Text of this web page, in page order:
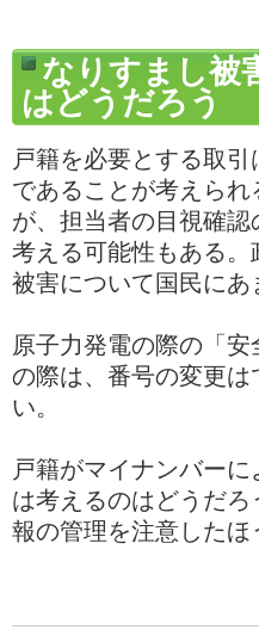
なりすまし被
はどうだろう
戸籍を必要とする取
であることが考えら
が、担当者の目視確
考える可能性もある
被害について国民にあ
原子力発電の際の「
の際は、番号の変更
い。
戸籍がマイナンバー
は考えるのはどうだ
報の管理を注意したほ